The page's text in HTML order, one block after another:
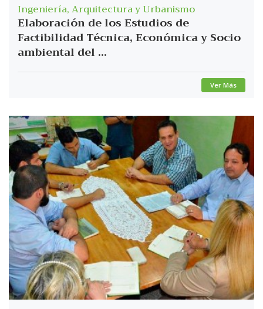
Ingeniería, Arquitectura y Urbanismo
Elaboración de los Estudios de
Factibilidad Técnica, Económica y Socio
ambiental del ...
Ver Más